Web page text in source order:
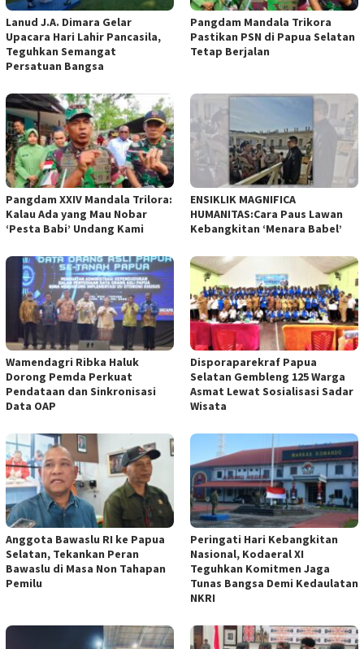
Lanud J.A. Dimara Gelar
Upacara Hari Lahir Pancasila,
Teguhkan Semangat
Persatuan Bangsa
Pangdam Mandala Trikora
Pastikan PSN di Papua Selatan
Tetap Berjalan
​Pangdam XXIV Mandala Trilora:
Kalau Ada yang Mau Nobar
‘Pesta Babi’ Undang Kami
ENSIKLIK MAGNIFICA
HUMANITAS:Cara Paus Lawan
Kebangkitan ‘Menara Babel’
Wamendagri Ribka Haluk
Dorong Pemda Perkuat
Pendataan dan Sinkronisasi
Data OAP
Disporaparekraf Papua
Selatan Gembleng 125 Warga
Asmat Lewat Sosialisasi Sadar
Wisata
Anggota Bawaslu RI ke Papua
Selatan, Tekankan Peran
Bawaslu di Masa Non Tahapan
Pemilu
Peringati Hari Kebangkitan
Nasional, Kodaeral XI
Teguhkan Komitmen Jaga
Tunas Bangsa Demi Kedaulatan
NKRI